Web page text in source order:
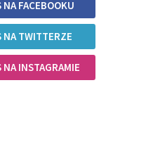
NA FACEBOOKU
NA TWITTERZE
NA INSTAGRAMIE